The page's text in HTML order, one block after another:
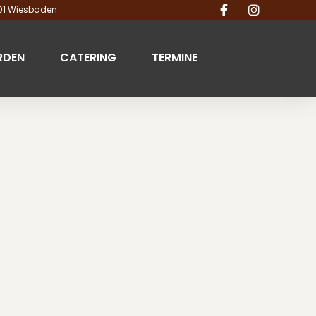
Wiesbaden
CATERING TERMINE